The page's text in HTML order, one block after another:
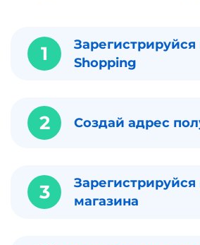
1
Зарегистрируйся
Shopping
2 Создай адрес
3
Зарегистрируйся
магазина